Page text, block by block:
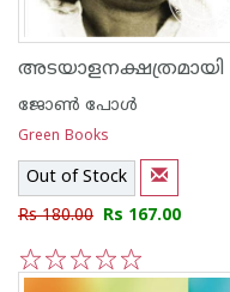
ജോണ്‍ പോള്‍
Green Books
Out of Stock
Rs 180.00 Rs 167.00
5
4
3
2
1